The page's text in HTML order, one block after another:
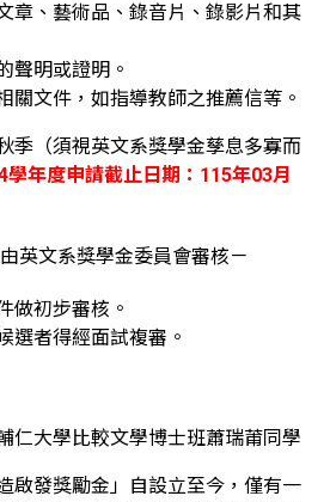
章、藝術品、錄音片、錄影片和其
聲明或證明。
關文件，如指導教師之推薦信等。
季（須視英文系獎學金孳息多寡而
學年度申請截止日期：115年03月
英文系獎學金委員會審核－
做初步審核。
選者得經面試複審。
仁大學比較文學博士班蕭瑞莆同學
啟發獎勵金」自設立至今，僅有一